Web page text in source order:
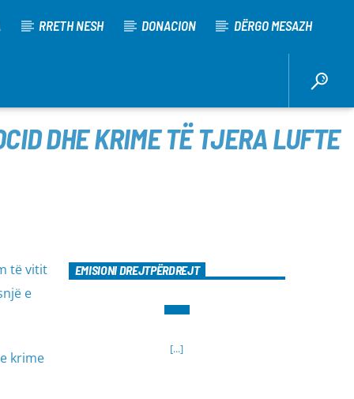
RRETH NESH DONACION DËRGO MESAZH
DHE KRIME TË TJERA LUFTE
të vitit
e
krime
EMISIONI DREJTPËRDREJT
[...]